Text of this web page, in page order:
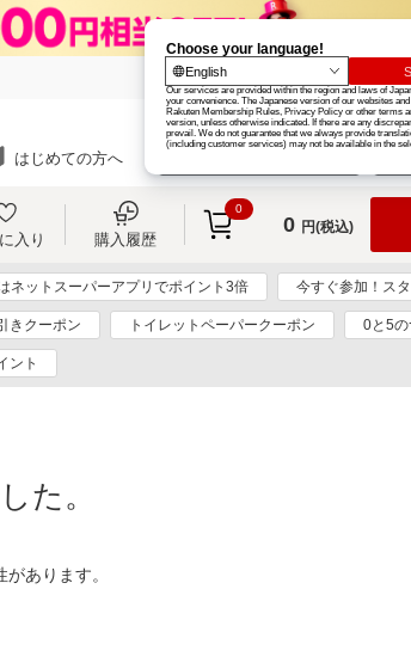
楽天グループ
はじめての方へ
入り 購入履歴
0
0 円(税込)
ネットスーパーアプリでポイント3倍 今すぐ参加！ス
きクーポン トイレットペーパークーポン 0と5
ント
た。
あります。